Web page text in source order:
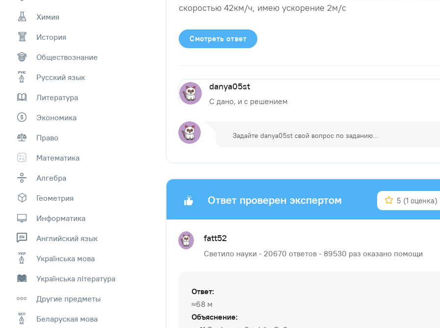
Химия
История
Обществознание
Русский язык
Литература
Экономика
Право
Математика
Алгебра
Геометрия
Информатика
Английский язык
Українська мова
Українська література
Другие предметы
Беларуская мова
скоростью 42км/ч, имею ускорение 2м/с
Смотреть ответ
danya05st
С дано, и с решением
Ответ проверен экспертом 5 (1 оценка)
fatt52
Светило науки - 20670 ответов - 89530 раз оказано помощи
Ответ:
≈68 м
Объяснение: